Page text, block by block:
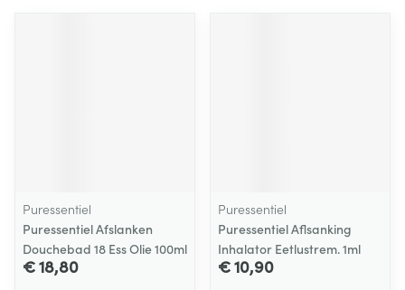
Puressentiel
Puressentiel Afslanken
Douchebad 18 Ess Olie 100ml
€ 18,80
Puressentiel
Puressentiel Aflsanking
Inhalator Eetlustrem. 1ml
€ 10,90